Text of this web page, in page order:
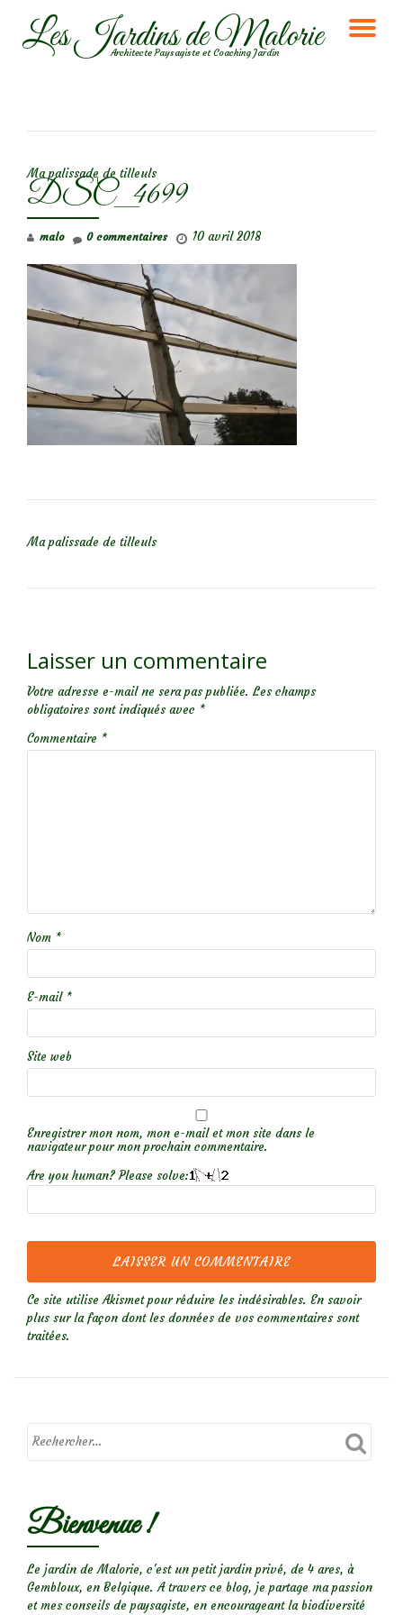
AllerLes Jardins de Malorie
Architecte Paysagiste et Coaching Jardin
Ma palissade de tilleuls
DSC_4699
malo 10 avril 2018
0 commentaires
Ma palissade de tilleuls
Laisser un commentaire
Votre adresse e-mail ne sera pas publiée. Les champs
obligatoires sont indiqués avec *
Commentaire *
Nom *
E-mail *
Site web
Enregistrer mon nom, mon e-mail et mon site dans le
navigateur pour mon prochain commentaire.
Are you human? Please solve:
Ce site utilise Akismet pour réduire les indésirables. En savoir
plus sur la façon dont les données de vos commentaires sont
traitées.
Bienvenue !
Le jardin de Malorie, c'est un petit jardin privé, de 4 ares, à
Gembloux, en Belgique. A travers ce blog, je partage ma passion
et mes conseils de paysagiste, en encourageant la biodiversité